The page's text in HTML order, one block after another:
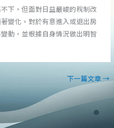
下，但面對日益嚴峻的稅制改
變化。對於有意進入或退出房
動，並根據自身情況做出明智
下一篇文章 →